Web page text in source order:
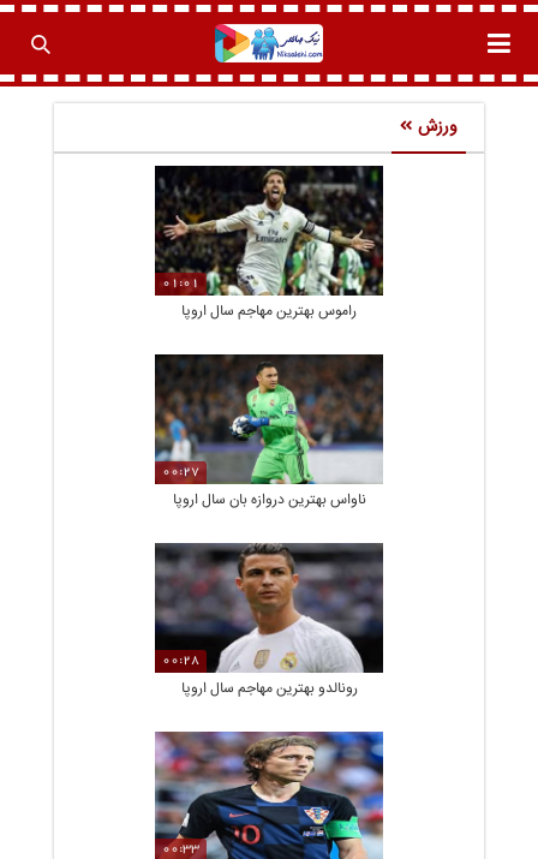
ورزش
01:01
راموس بهترین مهاجم سال اروپا
00:27
ناواس بهترین دروازه بان سال اروپا
00:28
رونالدو بهترین مهاجم سال اروپا
00:33